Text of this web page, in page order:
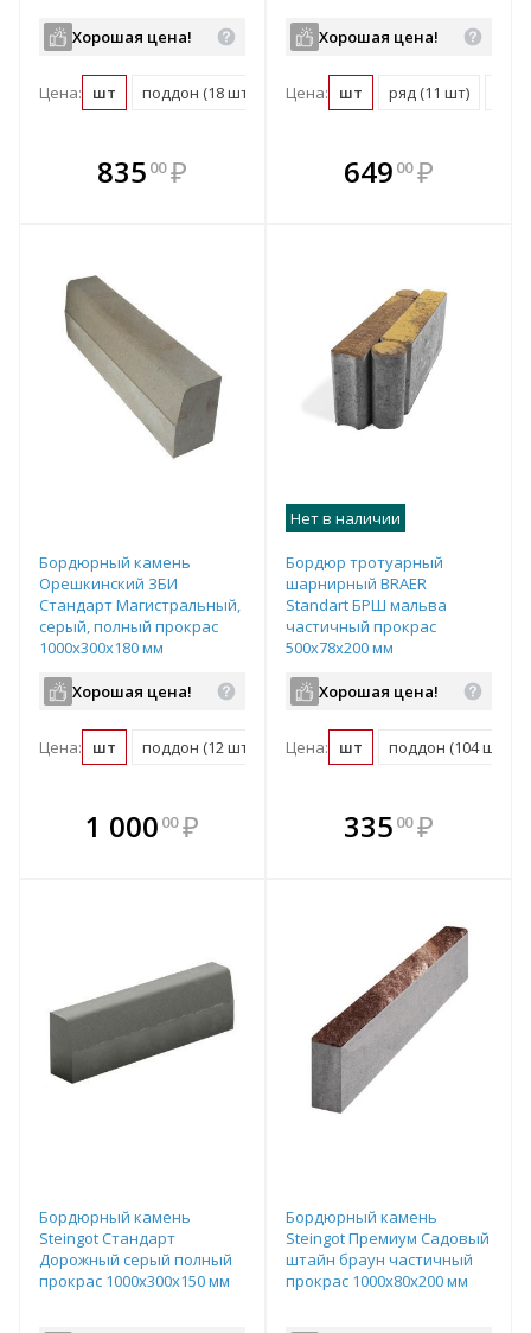
Хорошая цена!
Цена: шт поддон (18 шт)
835 00 ₽
В комплекте
всегда выгоднее!
Хорошая цена!
Цена: шт ряд (11 шт)
В комплекте
всегда выгоднее!
649 00 ₽
Бордюрный камень
Орешкинский ЗБИ
Стандарт Магистральный,
серый, полный прокрас
1000х300х180 мм
Хорошая цена!
Цена: шт поддон (12 шт)
1 000 00 ₽
В комплекте
всегда выгоднее!
Нет в наличии
Бордюр тротуарный
шарнирный BRAER
Standart БРШ мальва
частичный прокрас
500х78х200 мм
Хорошая цена!
Цена: шт поддон (104 шт)
В комплекте
всегда выгоднее!
335 00 ₽
Бордюрный камень
Steingot Стандарт
Дорожный серый полный
прокрас 1000х300х150 мм
Бордюрный камень
Steingot Премиум Садовый
штайн браун частичный
прокрас 1000х80х200 мм